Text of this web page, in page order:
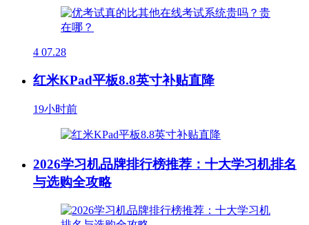
4 07.28
红米KPad平板8.8英寸补贴直降
19小时前
2026学习机品牌排行榜推荐：十大学习机排名
与选购全攻略